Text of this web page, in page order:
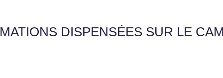
DISPENSÉES SUR LE